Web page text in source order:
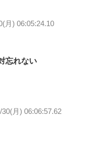
月) 06:05:24.10
忘れない
30(月) 06:06:57.62